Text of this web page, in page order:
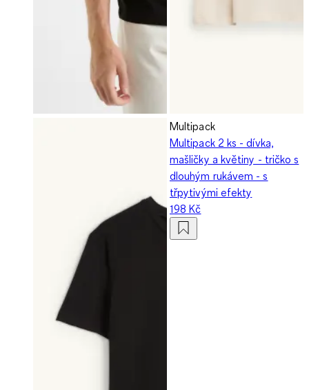
Multipack
Multipack 2 ks - dívka,
mašličky a květiny - tričko s
dlouhým rukávem - s
třpytivými efekty
198 Kč